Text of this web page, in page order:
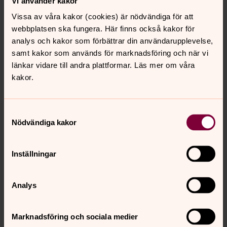
Vissa av våra kakor (cookies) är nödvändiga för att
webbplatsen ska fungera. Här finns också kakor för
analys och kakor som förbättrar din användarupplevelse,
samt kakor som används för marknadsföring och när vi
länkar vidare till andra plattformar. Läs mer om våra
kakor.
Nödvändiga kakor
Inställningar
Analys
Marknadsföring och sociala medier